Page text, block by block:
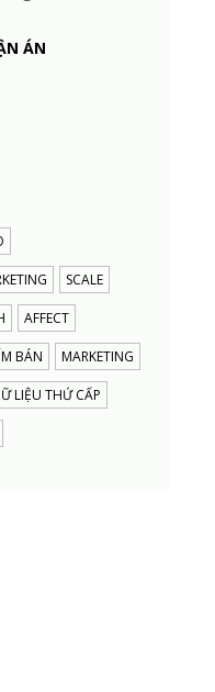
ÁN
SCALE
AFFECT
BÁN MARKETING
LIỆU THỨ CẤP